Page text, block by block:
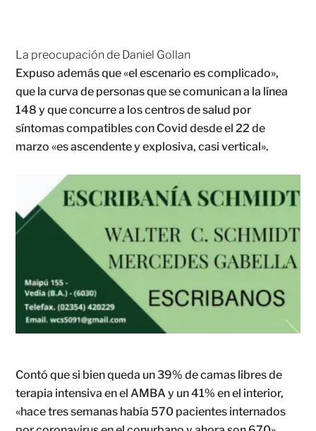
La preocupación de Daniel Gollan
Expuso además que «el escenario es complicado»,
que la curva de personas que se comunican a la línea
148 y que concurre a los centros de salud por
síntomas compatibles con Covid desde el 22 de
marzo «es ascendente y explosiva, casi vertical».
Contó que si bien queda un 39% de camas libres de
terapia intensiva en el AMBA y un 41% en el interior,
«hace tres semanas había 570 pacientes internados